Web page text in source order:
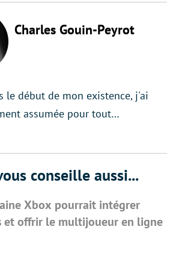
Charles Gouin-Peyrot
le début de mon existence, j'ai
assumée pour tout…
conseille aussi...
Xbox pourrait intégrer
et offrir le multijoueur en ligne